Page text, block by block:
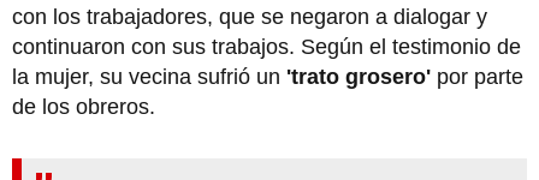
con los trabajadores, que se negaron a dialogar y
continuaron con sus trabajos. Según el testimonio de
la mujer, su vecina sufrió un 'trato grosero' por parte
de los obreros.